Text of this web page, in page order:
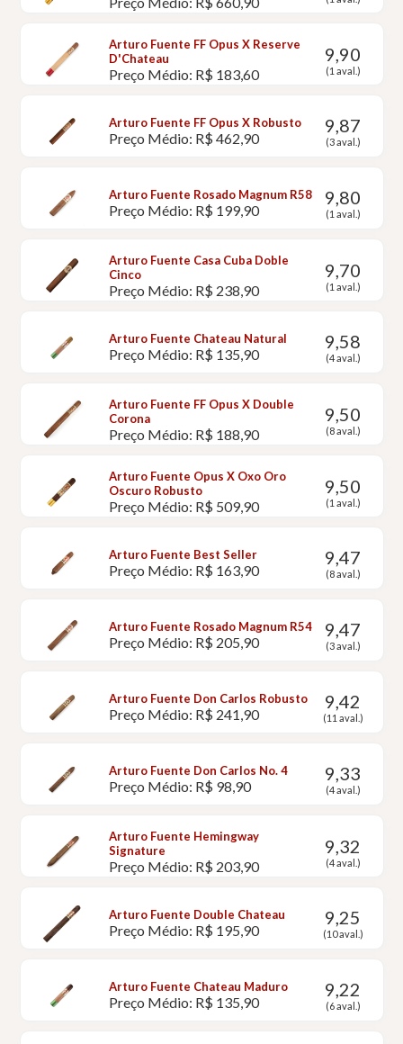
Arturo Fuente FF Opus X Reserve
D'Chateau
Preço Médio: R$ 183,60
9,90
(1 aval.)
Arturo Fuente FF Opus X Robusto
Preço Médio: R$ 462,90
9,87
(3 aval.)
Arturo Fuente Rosado Magnum R58
Preço Médio: R$ 199,90
9,80
(1 aval.)
Arturo Fuente Casa Cuba Doble
Cinco
Preço Médio: R$ 238,90
9,70
(1 aval.)
Arturo Fuente Chateau Natural
Preço Médio: R$ 135,90
9,58
(4 aval.)
Arturo Fuente FF Opus X Double
Corona
Preço Médio: R$ 188,90
9,50
(8 aval.)
Arturo Fuente Opus X Oxo Oro
Oscuro Robusto
Preço Médio: R$ 509,90
9,50
(1 aval.)
Arturo Fuente Best Seller
Preço Médio: R$ 163,90
9,47
(8 aval.)
Arturo Fuente Rosado Magnum R54
Preço Médio: R$ 205,90
9,47
(3 aval.)
Arturo Fuente Don Carlos Robusto
Preço Médio: R$ 241,90
9,42
(11 aval.)
Arturo Fuente Don Carlos No. 4
Preço Médio: R$ 98,90
9,33
(4 aval.)
Arturo Fuente Hemingway
Signature
Preço Médio: R$ 203,90
9,32
(4 aval.)
Arturo Fuente Double Chateau
Preço Médio: R$ 195,90
9,25
(10 aval.)
Arturo Fuente Chateau Maduro
Preço Médio: R$ 135,90
9,22
(6 aval.)